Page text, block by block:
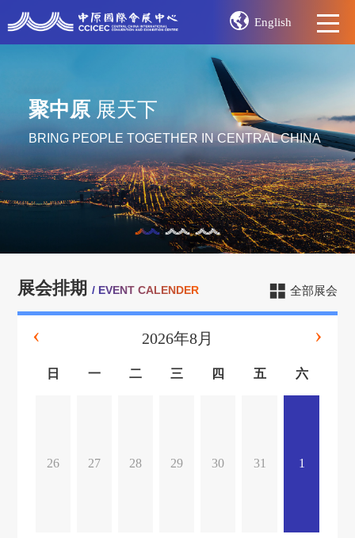
English
聚中原展天下
BRING PEOPLE TOGETHER IN CENTRAL CHINA
展会排期/ EVENT CALENDER 全部展会
‹ 2026年8月 ›
日 一 二 三 四 五 六
26 27 28 29 30 31 1